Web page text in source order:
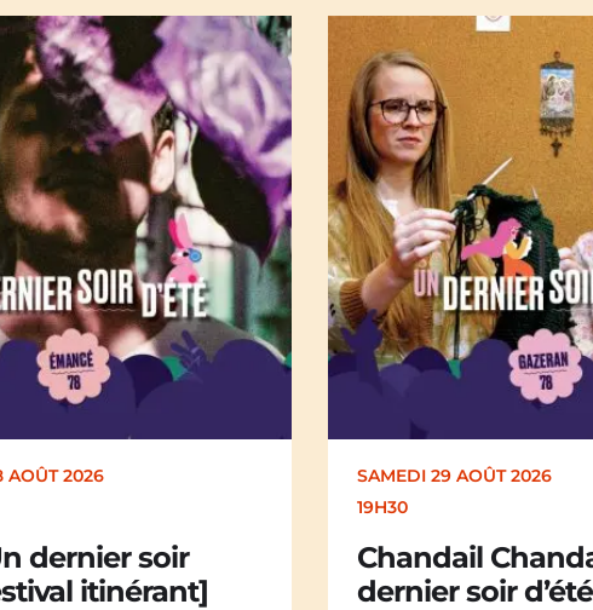
SAMEDI 29 AOÛT 2026
Chandail Chandail [Un
dernier soir d’été : festival
SAMEDI
La